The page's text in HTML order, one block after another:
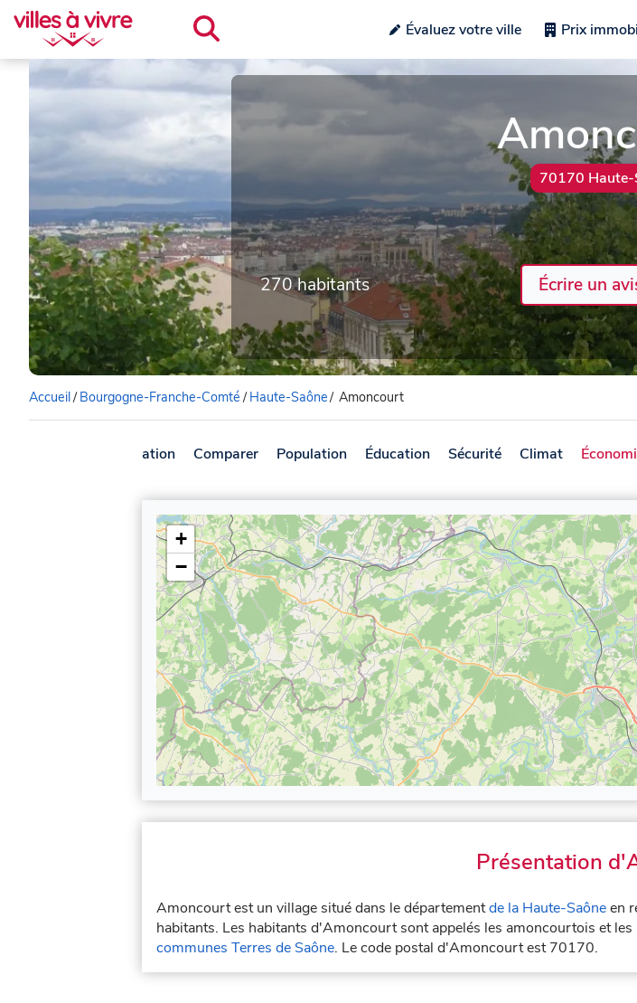
Évaluez votre ville Prix
70170 Haute-
270 habitants Écrire un
Accueil/ Bourgogne-Franche-Comté/ Haute-Saône/ Amoncourt
Présentation Comparer Population Éducation Sécurité Climat
+
−
Présentation
Amoncourt est un village situé dans le départementde la Haute-Saôneen
habitants. Les habitants d'Amoncourt sont appelés les amoncourtois et
communes Terres de Saône. Le code postal d'Amoncourt est 70170.